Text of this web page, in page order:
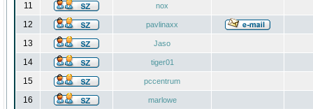
11 nox
12 pavlinaxx
13 Jaso
14 tiger01
15 pccentrum
16 marlowe